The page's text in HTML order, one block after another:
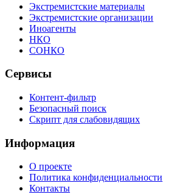
Экстремистские материалы
Экстремистские организации
Иноагенты
НКО
СОНКО
Сервисы
Контент-фильтр
Безопасный поиск
Скрипт для слабовидящих
Информация
О проекте
Политика конфиденциальности
Контакты